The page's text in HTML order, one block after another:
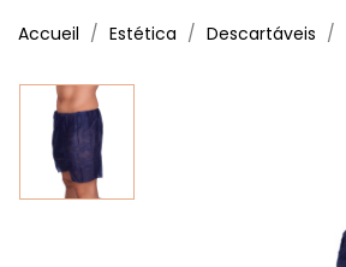
Accueil Estética Descartáveis